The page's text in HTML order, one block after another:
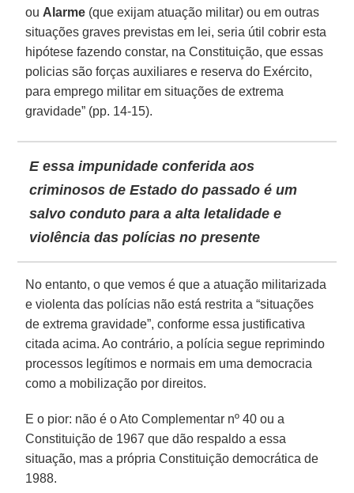
ou Alarme (que exijam atuação militar) ou em outras
situações graves previstas em lei, seria útil cobrir esta
hipótese fazendo constar, na Constituição, que essas
policias são forças auxiliares e reserva do Exército,
para emprego militar em situações de extrema
gravidade” (pp. 14-15).
E essa impunidade conferida aos
criminosos de Estado do passado é um
salvo conduto para a alta letalidade e
violência das polícias no presente
No entanto, o que vemos é que a atuação militarizada
e violenta das polícias não está restrita a “situações
de extrema gravidade”, conforme essa justificativa
citada acima. Ao contrário, a polícia segue reprimindo
processos legítimos e normais em uma democracia
como a mobilização por direitos.
E o pior: não é o Ato Complementar nº 40 ou a
Constituição de 1967 que dão respaldo a essa
situação, mas a própria Constituição democrática de
1988.